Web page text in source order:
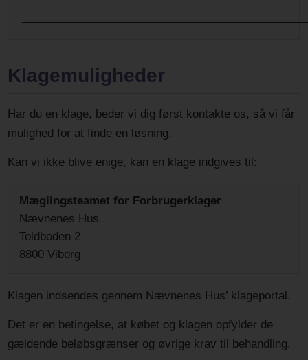
Klagemuligheder
Har du en klage, beder vi dig først kontakte os, så vi får
mulighed for at finde en løsning.
Kan vi ikke blive enige, kan en klage indgives til:
Mæglingsteamet for Forbrugerklager
Nævnenes Hus
Toldboden 2
8800 Viborg
Klagen indsendes gennem Nævnenes Hus’ klageportal.
Det er en betingelse, at købet og klagen opfylder de
gældende beløbsgrænser og øvrige krav til behandling.